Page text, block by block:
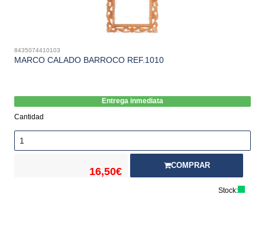
8435074410103
MARCO CALADO BARROCO REF.1010
Entrega inmediata
Cantidad
16,50€
COMPRAR
Stock: